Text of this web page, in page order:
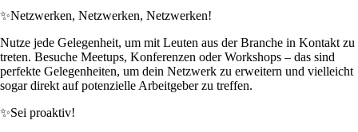
✨Netzwerken, Netzwerken, Netzwerken!
Nutze jede Gelegenheit, um mit Leuten aus der Branche in Kontakt zu
treten. Besuche Meetups, Konferenzen oder Workshops – das sind
perfekte Gelegenheiten, um dein Netzwerk zu erweitern und vielleicht
sogar direkt auf potenzielle Arbeitgeber zu treffen.
✨Sei proaktiv!